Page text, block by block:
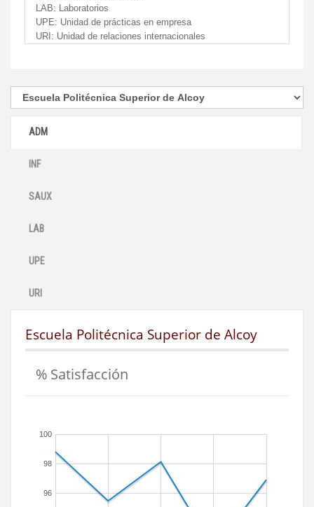
LAB: Laboratorios
UPE: Unidad de prácticas en empresa
URI: Unidad de relaciones internacionales
ADM
INF
SAUX
LAB
UPE
URI
Escuela Politécnica Superior de Alcoy
% Satisfacción
96
98
100